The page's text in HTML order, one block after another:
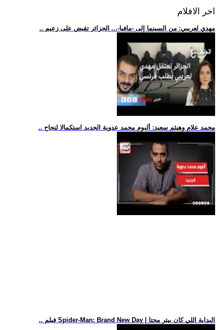
اخر الافلام
.. مهدي لعريبي: من السينما إلى -مافيا-... الجزائر تقبض على زعيم
.. محمد علام وهيثم سعيد: ألبوم محمد عدوية الجديد استكمالا لنجاح
.. فيلم Spider-Man: Brand New Day | البداية اللي كان بيتر محتا